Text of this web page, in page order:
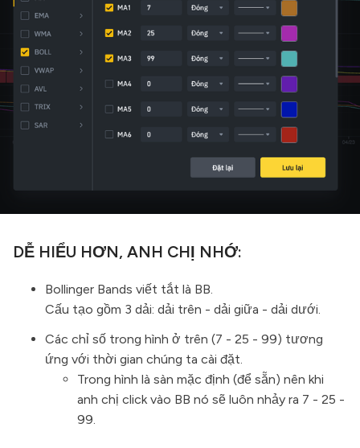
DỄ HIỂU HƠN, ANH CHỊ NHỚ:
Bollinger Bands viết tắt là BB.
Cấu tạo gồm 3 dải: dải trên - dải giữa - dải dưới.
Các chỉ số trong hình ở trên (7 - 25 - 99) tương
ứng với thời gian chúng ta cài đặt.
Trong hình là sàn mặc định (để sẵn) nên khi
anh chị click vào BB nó sẽ luôn nhảy ra 7 - 25 -
99.